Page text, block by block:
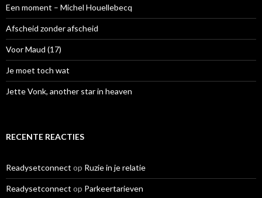
a
a
r
:
Een moment – Michel Houellebecq
Afscheid zonder afscheid
Voor Maud (17)
Je moet toch wat
Jette Vonk, another star in heaven
RECENTE REACTIES
Readysetconnect op Ruzie in je relatie
Readysetconnect op Parkeertarieven